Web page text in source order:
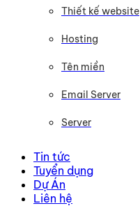
Thiết kế website
Hosting
Tên miền
Email Server
Server
Tin tức
Tuyển dụng
Dự Án
Liên hệ